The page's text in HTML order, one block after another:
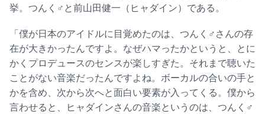
挙。つんく♂と前山田健一（ヒャダイン）である。
「僕が日本のアイドルに目覚めたのは、つんく♂さんの存
在が大きかったんですよ。なぜハマったかというと、とに
かくプロデュースのセンスが楽しすぎた。それまで聴いた
ことがない音楽だったんですよね。ボーカルの合いの手と
かを含め、次から次へと面白い要素が入ってくる。僕から
言わせると、ヒャダインさんの音楽というのは、つんく♂